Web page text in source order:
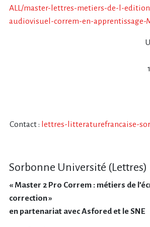
ALL/master-lettres-metiers-de-l-
audiovisuel-correm-en-apprentissage-
Contact : lettres-litteraturefrancaise-
Sorbonne Université (Lettres)
« Master 2 Pro Correm : métiers de
correction »
en partenariat avec Asfored et le SNE